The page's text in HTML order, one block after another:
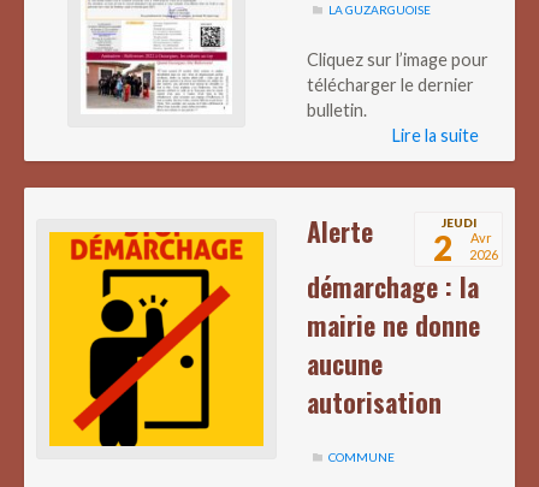
LA GUZARGUOISE
Cliquez sur l’image pour
télécharger le dernier
bulletin.
Lire la suite
JEUDI
2
Avr
2026
Alerte
démarchage : la
mairie ne donne
aucune
autorisation
COMMUNE